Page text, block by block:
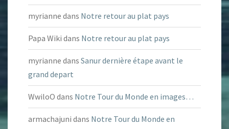
myrianne dans Notre retour au plat pays
Papa Wiki dans Notre retour au plat pays
myrianne dans Sanur dernière étape avant le
grand depart
WwiloO dans Notre Tour du Monde en images…
armachajuni dans Notre Tour du Monde en